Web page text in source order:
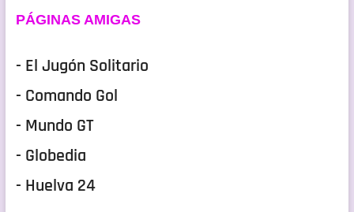
PÁGINAS AMIGAS
- El Jugón Solitario
- Comando Gol
- Mundo GT
- Globedia
- Huelva 24